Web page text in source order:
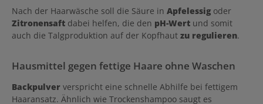
Nach der Haarwäsche soll die Säure in Apfelessig oder
Zitronensaft dabei helfen, die den pH-Wert und somit
auch die Talgproduktion auf der Kopfhaut zu regulieren.
Hausmittel gegen fettige Haare ohne Waschen
Backpulver verspricht eine schnelle Abhilfe bei fettigem
Haaransatz. Ähnlich wie Trockenshampoo saugt es